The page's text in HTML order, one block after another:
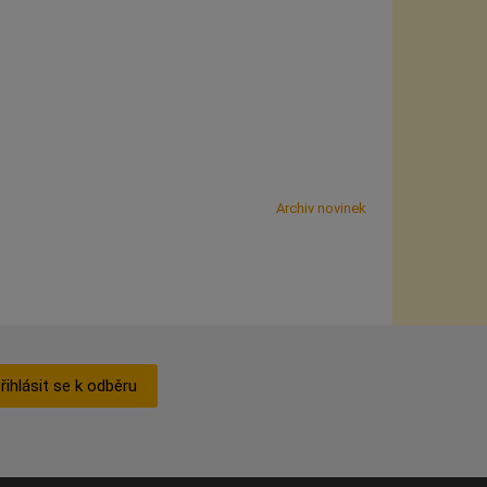
Archiv novinek
se k odběru